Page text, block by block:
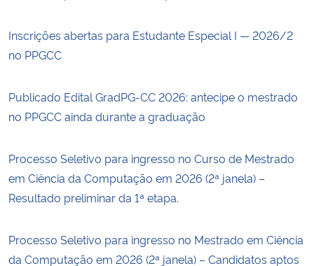
Inscrições abertas para Estudante Especial I — 2026/2
no PPGCC
Publicado Edital GradPG-CC 2026: antecipe o mestrado
no PPGCC ainda durante a graduação
Processo Seletivo para ingresso no Curso de Mestrado
em Ciência da Computação em 2026 (2ª janela) –
Resultado preliminar da 1ª etapa.
Processo Seletivo para ingresso no Mestrado em Ciência
da Computação em 2026 (2ª janela) – Candidatos aptos